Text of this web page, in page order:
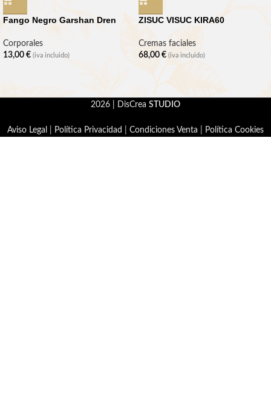
Fango Negro Garshan Dren
Corporales
13,00 € (iva incluido)
ZISUC VISUC KIRA60
Cremas faciales
68,00 € (iva incluido)
2026 | DisCrea STUDIO
Aviso Legal Política Privacidad Condiciones Venta Política Cookies